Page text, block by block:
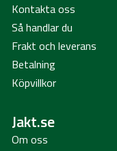
Kontakta oss
Så handlar du
Frakt och leverans
Betalning
Köpvillkor
Jakt.se
Om oss